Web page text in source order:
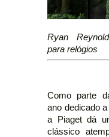
Ryan
para relógios
Como parte
ano dedicado
a Piaget dá
clássico